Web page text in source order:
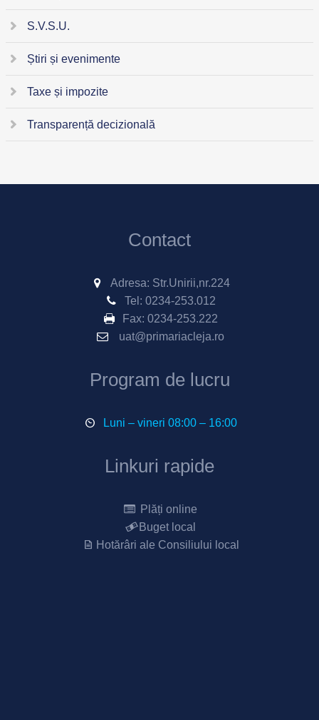
S.V.S.U.
Știri și evenimente
Taxe și impozite
Transparență decizională
Contact
Adresa: Str.Unirii,nr.224
Tel: 0234-253.012
Fax: 0234-253.222
uat@primariacleja.ro
Program de lucru
Luni – vineri 08:00 – 16:00
Linkuri rapide
Plăți online
Buget local
Hotărâri ale Consiliului local